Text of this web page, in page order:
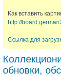
Как вставить
http://
Ссылка для
обновки,